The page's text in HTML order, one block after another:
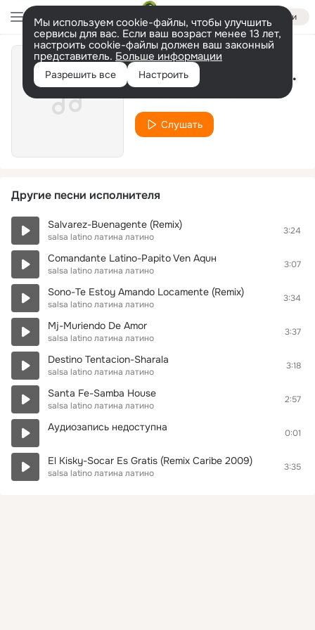
Войти
Мы используем cookie-файлы, чтобы улучшить
сервисы для вас. Если ваш возраст менее 13 лет,
настроить cookie-файлы должен ваш законный
представитель. Больше информации
Разрешить все Настроить Los Cucas-Amor De Contrabando
Слушать
Другие песни исполнителя
Salvarez-Buenagente (Remix)
salsa latino латина латино
3:24
Comandante Latino-Papito Ven Aquн
salsa latino латина латино
3:07
Sono-Te Estoy Amando Locamente (Remix)
salsa latino латина латино
3:34
Mj-Muriendo De Amor
salsa latino латина латино
3:37
Destino Tentacion-Sharala
salsa latino латина латино
3:18
Santa Fe-Samba House
salsa latino латина латино
2:57
Аудиозапись недоступна 0:01
El Kisky-Soсar Es Gratis (Remix Caribe 2009)
salsa latino латина латино
3:35